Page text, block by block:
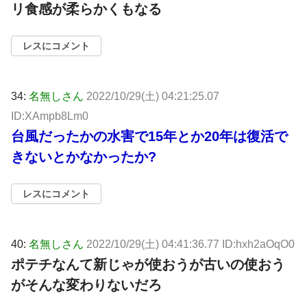
リ食感が柔らかくもなる
レスにコメント
34: 名無しさん 2022/10/29(土) 04:21:25.07
ID:XAmpb8Lm0
台風だったかの水害で15年とか20年は復活で
きないとかなかったか?
レスにコメント
40: 名無しさん 2022/10/29(土) 04:41:36.77 ID:hxh2aOqO0
ポテチなんて新じゃが使おうが古いの使おう
がそんな変わりないだろ